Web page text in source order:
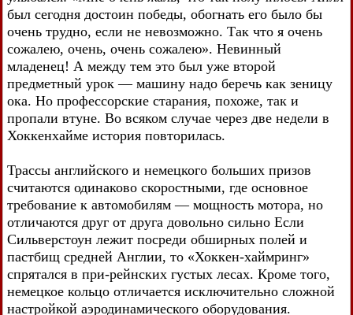
был сегодня достоин победы, обогнать его было бы
очень трудно, если не невозможно. Так что я очень
сожалею, очень, очень сожалею». Невинный
младенец! А между тем это был уже второй
предметный урок — машину надо беречь как зеницу
ока. Но профессорские старания, похоже, так и
пропали втуне. Во всяком случае через две недели в
Хоккенхайме история повторилась.
Трассы английского и немецкого больших призов
считаются одинаково скоростными, где основное
требование к автомобилям — мощность мотора, но
отличаются друг от друга довольно сильно Если
Сильверстоун лежит посреди обширных полей и
пастбищ средней Англии, то «Хоккен-хаймринг»
спрятался в при-рейнских густых лесах. Кроме того,
немецкое кольцо отличается исключительно сложной
настройкой аэродинамического оборудования.